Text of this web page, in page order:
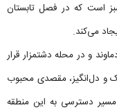
است که در فصل تابستان
می‌کند.
و در محله دشتمزار قرار
۱۰ متر و هوای خنک و دل‌انگیز، مقصدی محبوب
دسترسی به این منطقه